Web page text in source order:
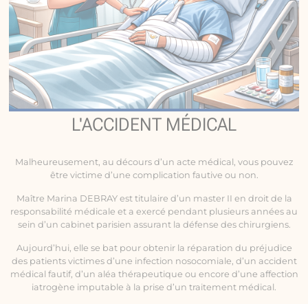
L'ACCIDENT MÉDICAL
Malheureusement, au décours d’un acte médical, vous pouvez
être victime d’une complication fautive ou non.
Maître Marina DEBRAY est titulaire d’un master II en droit de la
responsabilité médicale et a exercé pendant plusieurs années au
sein d’un cabinet parisien assurant la défense des chirurgiens.
Aujourd’hui, elle se bat pour obtenir la réparation du préjudice
des patients victimes d’une infection nosocomiale, d’un accident
médical fautif, d’un aléa thérapeutique ou encore d’une affection
iatrogène imputable à la prise d’un traitement médical.